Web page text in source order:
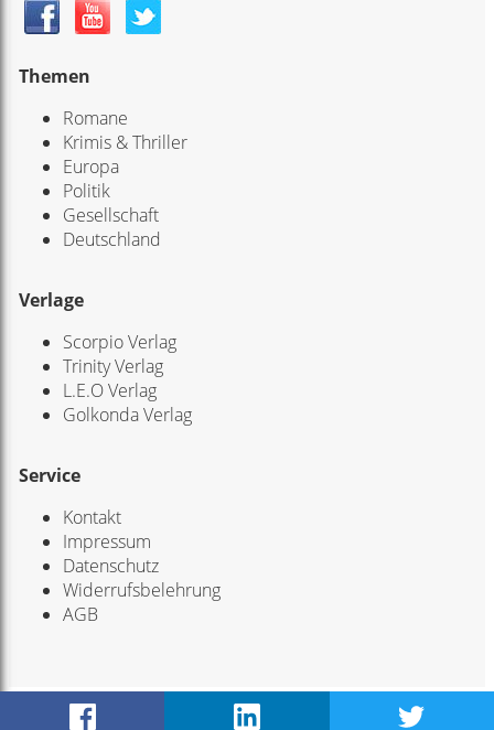
Themen
Romane
Krimis & Thriller
Europa
Politik
Gesellschaft
Deutschland
Verlage
Scorpio Verlag
Trinity Verlag
L.E.O Verlag
Golkonda Verlag
Service
Kontakt
Impressum
Datenschutz
Widerrufsbelehrung
AGB